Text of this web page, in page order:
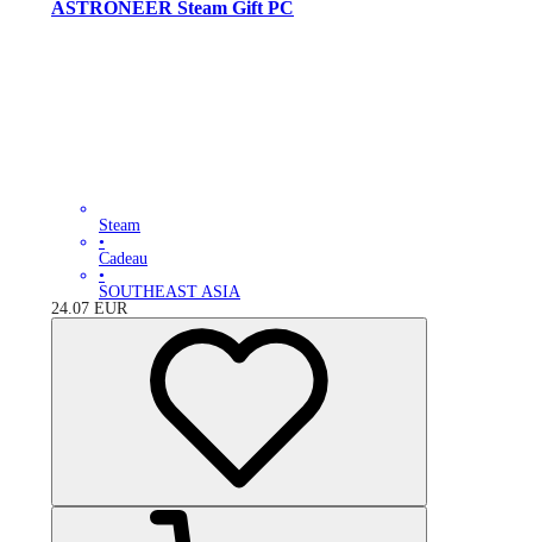
ASTRONEER Steam Gift PC
Steam
•
Cadeau
•
SOUTHEAST ASIA
24.07 EUR